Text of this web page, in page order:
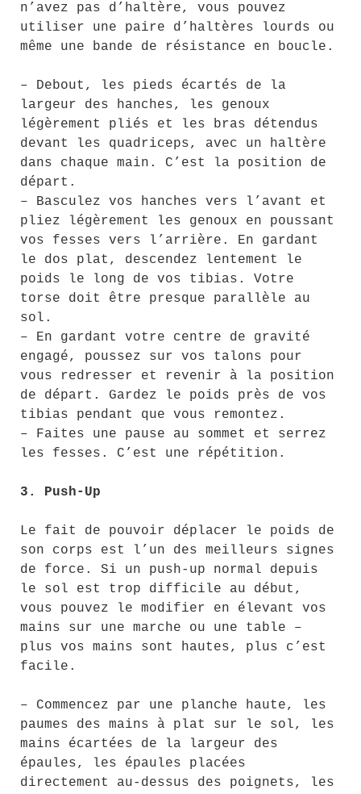
n’avez pas d’haltère, vous pouvez
utiliser une paire d’haltères lourds ou
même une bande de résistance en boucle.
– Debout, les pieds écartés de la
largeur des hanches, les genoux
légèrement pliés et les bras détendus
devant les quadriceps, avec un haltère
dans chaque main. C’est la position de
départ.
– Basculez vos hanches vers l’avant et
pliez légèrement les genoux en poussant
vos fesses vers l’arrière. En gardant
le dos plat, descendez lentement le
poids le long de vos tibias. Votre
torse doit être presque parallèle au
sol.
– En gardant votre centre de gravité
engagé, poussez sur vos talons pour
vous redresser et revenir à la position
de départ. Gardez le poids près de vos
tibias pendant que vous remontez.
– Faites une pause au sommet et serrez
les fesses. C’est une répétition.
3. Push-Up
Le fait de pouvoir déplacer le poids de
son corps est l’un des meilleurs signes
de force. Si un push-up normal depuis
le sol est trop difficile au début,
vous pouvez le modifier en élevant vos
mains sur une marche ou une table –
plus vos mains sont hautes, plus c’est
facile.
– Commencez par une planche haute, les
paumes des mains à plat sur le sol, les
mains écartées de la largeur des
épaules, les épaules placées
directement au-dessus des poignets, les